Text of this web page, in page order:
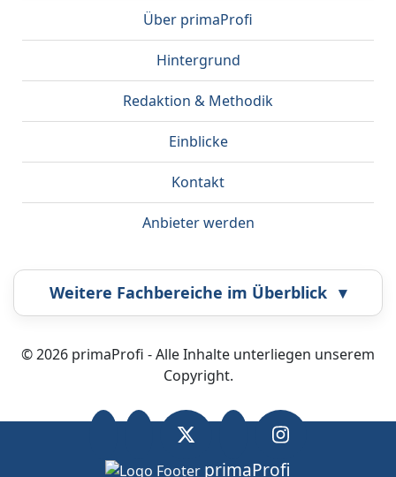
Über primaProfi
Hintergrund
Redaktion & Methodik
Einblicke
Kontakt
Anbieter werden
Weitere Fachbereiche im Überblick ▾
Airbrush Bestatter
Energieberatung
© 2026 primaProfi - Alle Inhalte unterliegen unserem
Copyright.
primaProfi